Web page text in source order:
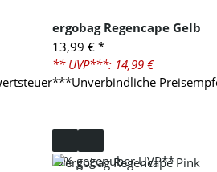
ergobag Regencape Gelb
13,99 € *
** UVP***: 14,99 €
***Unverbindliche
-6%gegenüber UVP**